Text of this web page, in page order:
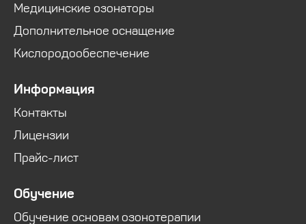
Медицинские озонаторы
Дополнительное оснащение
Кислородообеспечение
Информация
Контакты
Лицензии
Прайс-лист
Обучение
Обучение основам озонотерапии